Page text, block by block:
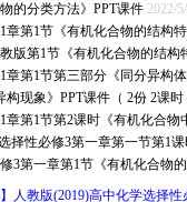
的分类方法》PPT课件 2022/
章第1节《有机化合物的结构
版第1节《有机化合物的结构
章第1节第三部分《同分异构
构现象》PPT课件（ 2份 2课
章第1节第2课时《有机化合物
选择性必修3第一章第一节第1
3第一章第1节《有机化合物
】人教版(2019)高中化学选择